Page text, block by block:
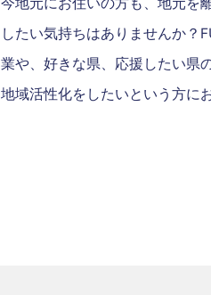
したい気持ちはありませんか？
業や、好きな県、応援したい県
地域活性化をしたいという方に